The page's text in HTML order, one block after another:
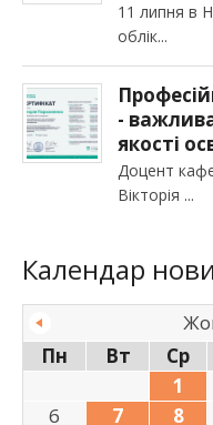
11 липня в
облік
-
якості
Доцент
Вікторія
Календар
Пн
Вт Ср
1
6
7 8